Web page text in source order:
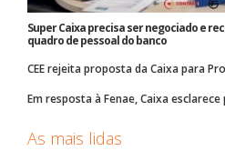
Super Caixa precisa ser negociado e
quadro de pessoal do banco
CEE rejeita proposta da Caixa para
Em resposta à Fenae, Caixa
As mais lidas